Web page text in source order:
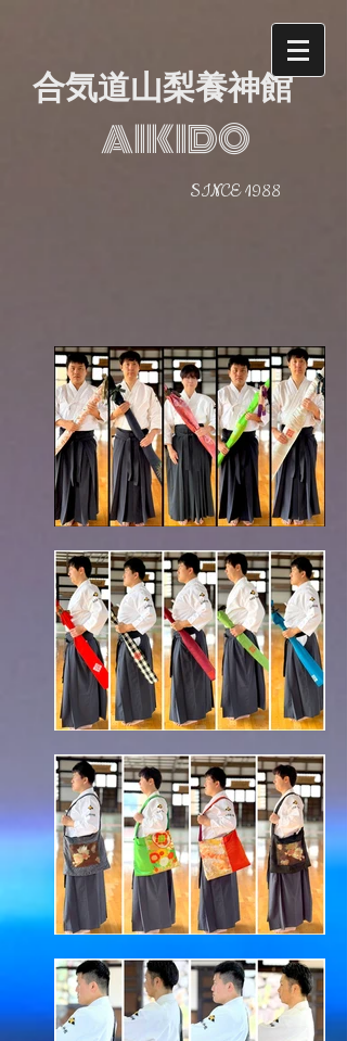
合気道山梨養神館
AIKIDO
SINCE 1988